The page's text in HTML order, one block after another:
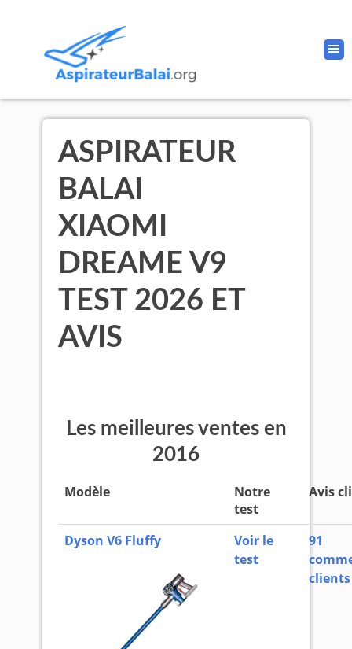
ASPIRATEUR
BALAI
XIAOMI
DREAME V9
TEST 2026 ET
AVIS
Les meilleures ventes en
2016
Modèle
Notre
test
Avis
Dyson V6 Fluffy
Voir le
test
91
clients